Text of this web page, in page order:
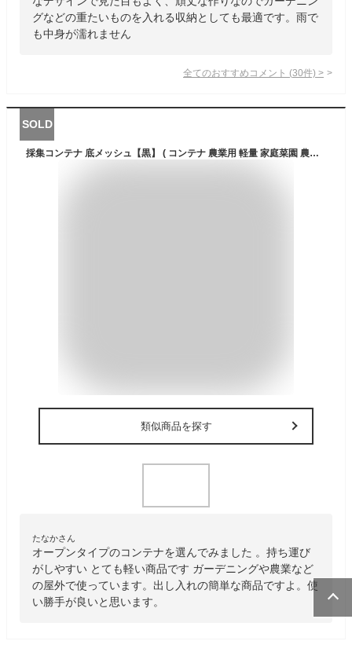
グなどの重たいものを入れる収納としても最適です。雨で
も中身が濡れません
全てのおすすめコメント (30件) >
SOLD
採集コンテナ 底メッシュ【黒】 ( コンテナ 農業用 軽量 家庭菜園 農作業 収穫 カゴ ガーデニング 収穫かご 野菜 採集コンテナ メッシュコンテナ 野菜コンテナ 収穫コンテナ プラスチックコンテナ プラスチック 保管 籠 かご 農業 メッシュ 果物 コンテナー )
類似商品を探す
たなかさん
オープンタイプのコンテナを選んでみました 。持ち運び
がしやすい とても軽い商品です ガーデニングや農業など
の屋外で使っています。出し入れの簡単な商品ですよ。使
い勝手が良いと思います。